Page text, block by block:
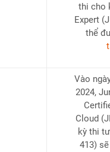
thi cho
Expert
thể
Vào
2024,
Cloud
kỳ thi
413)